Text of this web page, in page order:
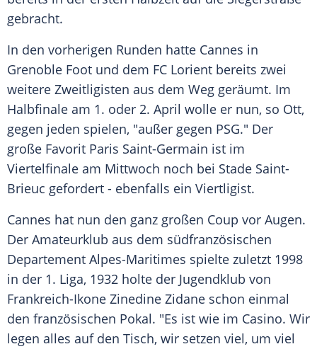
gebracht.
In den vorherigen Runden hatte Cannes in
Grenoble Foot und dem FC Lorient bereits zwei
weitere Zweitligisten aus dem Weg geräumt. Im
Halbfinale am 1. oder 2. April wolle er nun, so Ott,
gegen jeden spielen, "außer gegen PSG." Der
große Favorit Paris Saint-Germain ist im
Viertelfinale am Mittwoch noch bei Stade Saint-
Brieuc gefordert - ebenfalls ein Viertligist.
Cannes hat nun den ganz großen Coup vor Augen.
Der Amateurklub aus dem südfranzösischen
Departement Alpes-Maritimes spielte zuletzt 1998
in der 1. Liga, 1932 holte der Jugendklub von
Frankreich-Ikone Zinedine Zidane schon einmal
den französischen Pokal. "Es ist wie im Casino. Wir
legen alles auf den Tisch, wir setzen viel, um viel